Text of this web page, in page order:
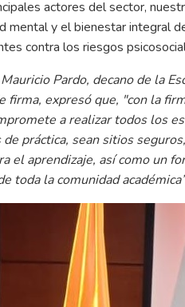
actores del sector,
mental y el bienestar integral
contra los riesgos
Pardo, decano de la
firma, expresó que, "con la
a realizar todos los
práctica, sean sitios
el aprendizaje, así como un
toda la comunidad académica